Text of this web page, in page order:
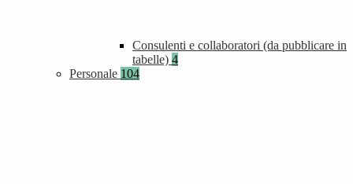
Consulenti e collaboratori (da pubblicare in
tabelle) 4
Personale 104